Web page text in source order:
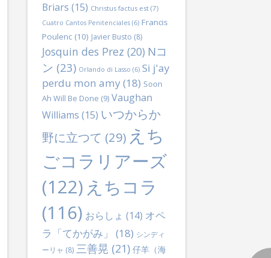
Briars (15) Christus factus est(7)
Cuatro Cantos Penitenciales(6) Francis
Poulenc(10) Javier Busto (8)
Josquin des Prez (20) Nコ
ン (23) Orlando di Lasso (6) Si j'ay
perdu mon amy(18) Soon
Ah Will Be Done (9) Vaughan
Williams (15) いつからか
野に立つて (29) えち
ごコラリアーズ
(122) えちコラ
(116) おらしょ (14) オペ
ラ「てかがみ」
(18) シンディ
ーリャ (8) 三善晃 (21) 仔羊（海